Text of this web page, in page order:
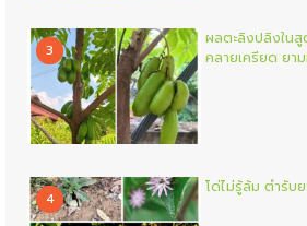
3
ผลตะลิงปลิงใน
คลายเครียด ยา
4
โด่ไม่รู้ล้ม ตำรับ